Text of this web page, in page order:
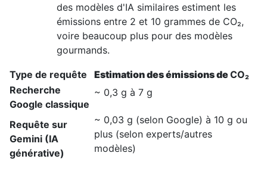
des modèles d'IA similaires estiment les
émissions entre 2 et 10 grammes de CO₂,
voire beaucoup plus pour des modèles
gourmands.
Type de requête Estimation des émissions deCO₂​
Recherche
Google classique
~ 0,3 g à 7 g
Requête sur
Gemini (IA
générative)
~ 0,03 g (selon Google) à 10 g ou
plus (selon experts/autres
modèles)